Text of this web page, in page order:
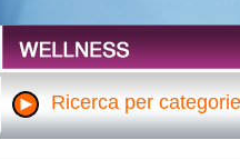
Ricerca per categorie